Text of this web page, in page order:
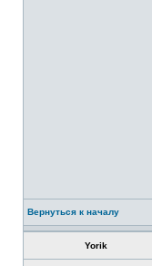
Вернуться к началу
Yorik